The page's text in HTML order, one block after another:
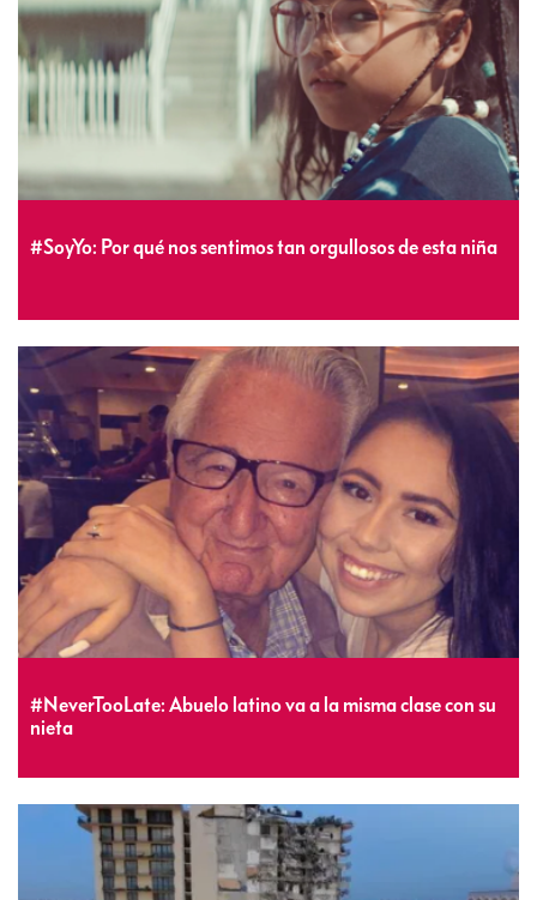
#SoyYo: Por qué nos sentimos tan orgullosos de esta niña
#NeverTooLate: Abuelo latino va a la misma clase con su
nieta